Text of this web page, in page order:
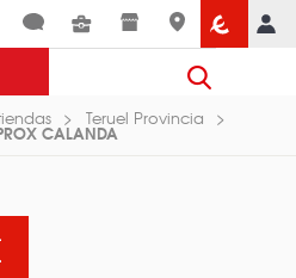
Teruel Provincia
CALANDA